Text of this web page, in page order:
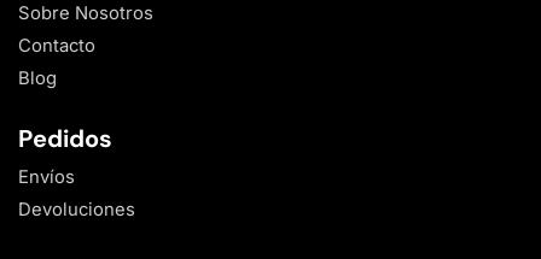
Sobre Nosotros
Contacto
Blog
Pedidos
Envíos
Devoluciones